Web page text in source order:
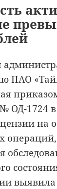
ПАО
ОД-1724
на